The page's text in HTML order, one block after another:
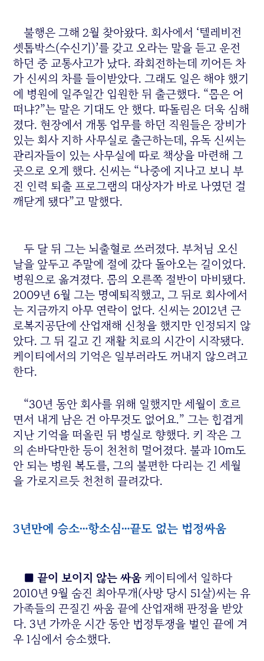
불행은 그해 2월 찾아왔다. 회사에서 ‘텔레비전
셋톱박스(수신기)’를 갖고 오라는 말을 듣고 운전
하던 중 교통사고가 났다. 좌회전하는데 끼어든 차
가 신씨의 차를 들이받았다. 그래도 일은 해야 했기
에 병원에 일주일간 입원한 뒤 출근했다. “몸은 어
떠냐?”는 말은 기대도 안 했다. 따돌림은 더욱 심해
졌다. 현장에서 개통 업무를 하던 직원들은 장비가
있는 회사 지하 사무실로 출근하는데, 유독 신씨는
관리자들이 있는 사무실에 따로 책상을 마련해 그
곳으로 오게 했다. 신씨는 “나중에 지나고 보니 부
진 인력 퇴출 프로그램의 대상자가 바로 나였던 걸
깨닫게 됐다”고 말했다.
두 달 뒤 그는 뇌출혈로 쓰러졌다. 부처님 오신
날을 앞두고 주말에 절에 갔다 돌아오는 길이었다.
병원으로 옮겨졌다. 몸의 오른쪽 절반이 마비됐다.
2009년 6월 그는 명예퇴직했고, 그 뒤로 회사에서
는 지금까지 아무 연락이 없다. 신씨는 2012년 근
로복지공단에 산업재해 신청을 했지만 인정되지 않
았다. 그 뒤 길고 긴 재활 치료의 시간이 시작됐다.
케이티에서의 기억은 일부러라도 꺼내지 않으려고
한다.
“30년 동안 회사를 위해 일했지만 세월이 흐르
면서 내게 남은 건 아무것도 없어요.” 그는 힘겹게
지난 기억을 떠올린 뒤 병실로 향했다. 키 작은 그
의 손바닥만한 등이 천천히 멀어졌다. 불과 10m도
안 되는 병원 복도를, 그의 불편한 다리는 긴 세월
을 가로지르듯 천천히 끌려갔다.
3년만에 승소…항소심…끝도 없는 법정싸움
■ 끝이 보이지 않는 싸움 케이티에서 일하다
2010년 9월 숨진 최아무개(사망 당시 51살)씨는 유
가족들의 끈질긴 싸움 끝에 산업재해 판정을 받았
다. 3년 가까운 시간 동안 법정투쟁을 벌인 끝에 겨
우 1심에서 승소했다.